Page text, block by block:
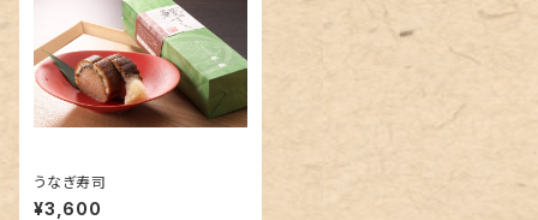
うなぎ寿司
¥3,600